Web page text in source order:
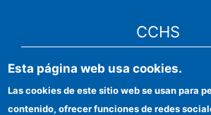
CCHS
Sede electrónica CSIC
Identidad institucional
Esta página web usa cookies.
Las cookies de este sitio web se usan para
contenido, ofrecer funciones de redes